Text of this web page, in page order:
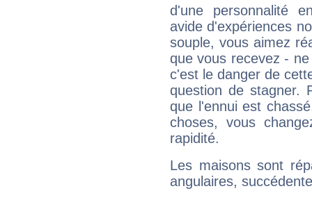
d'une personnalité
avide d'expériences
souple, vous aimez
que vous recevez -
c'est le danger de
question de stagner.
que l'ennui est
choses, vous
rapidité.
Les maisons sont
angulaires,